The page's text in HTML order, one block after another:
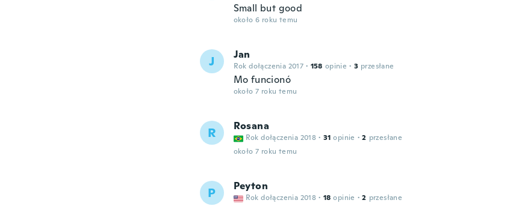
Small but good
około 6 roku temu
J Jan
Rok dołączenia 2017 · 158 opinie · 3 przesłane
Mo funcionó
około 7 roku temu
R Rosana
Rok dołączenia 2018 · 31 opinie · 2 przesłane
około 7 roku temu
P Peyton
Rok dołączenia 2018 · 18 opinie · 2 przesłane